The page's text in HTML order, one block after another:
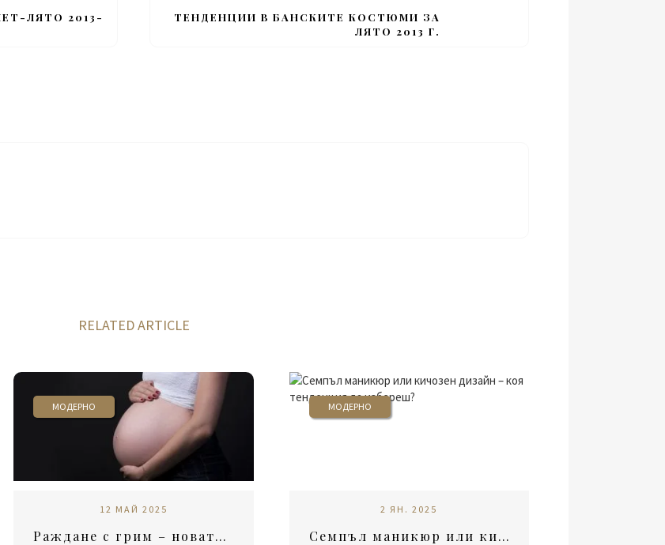
ЛЯТО 2013-
ТЕНДЕНЦИИ В БАНСКИТЕ КОСТЮМИ ЗА
ЛЯТО 2013 Г.
RELATED ARTICLE
МОДЕРНО
12 МАЙ 2025
Раждане с грим – новата мода?
МОДЕРНО
2 ЯН. 2025
Семпъл маникюр или кичозен дизайн – коя тенденция да избереш?